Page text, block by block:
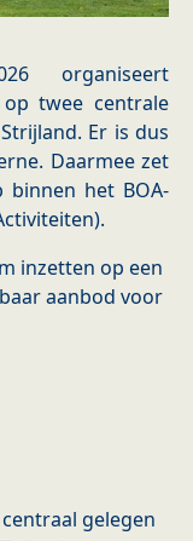
organiseert
twee centrale
Er is dus
Daarmee zet
binnen het BOA-
inzetten op een
aanbod voor
gelegen